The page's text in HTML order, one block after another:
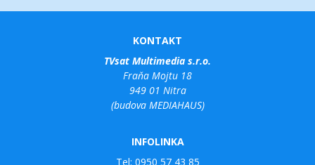
KONTAKT
TVsat Multimedia s.r.o.
Fraňa Mojtu 18
949 01 Nitra
(budova MEDIAHAUS)
INFOLINKA
Tel: 0950 57 43 85